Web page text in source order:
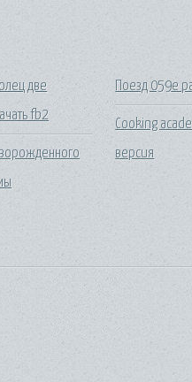
две
fb2
Поезд 059е
Cooking
версия